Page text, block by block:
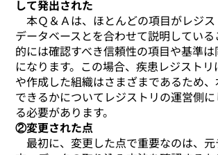
して発出された
本Ｑ＆Ａは、ほとんどの項目がレジ
データベースとを合わせて説明してい
的には確認すべき信頼性の項目や基準
になります。この場合、疾患レジスト
や作成した組織はさまざまであるため
できるかについてレジストリの運営側
る必要があります。
②変更された点
最初に、変更した点で重要なのは、